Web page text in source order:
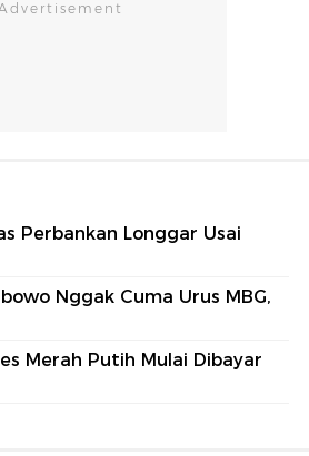
Perbankan Longgar Usai
Nggak Cuma Urus MBG,
Merah Putih Mulai Dibayar